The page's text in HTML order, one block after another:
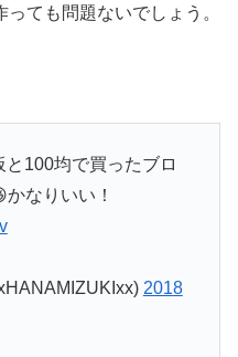
ても問題ないでしょう。
100均で買ったブロ
なりいい！
2018